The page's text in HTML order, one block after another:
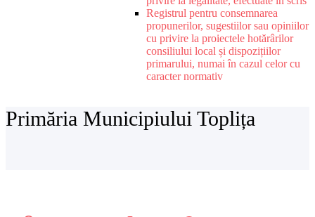
Registrul pentru consemnarea
propunerilor, sugestiilor sau opiniilor
cu privire la proiectele hotărârilor
consiliului local și dispozițiilor
primarului, numai în cazul celor cu
caracter normativ
Primăria Municipiului Toplița